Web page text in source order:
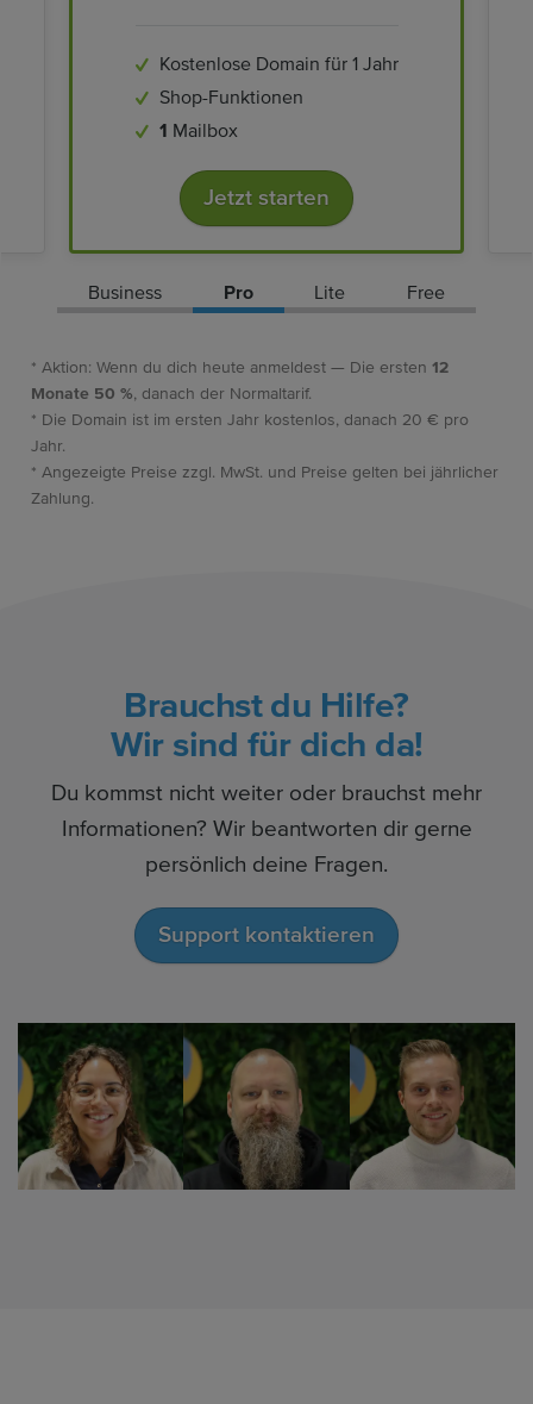
Kostenlose Domain für 1 Jahr
Shop-Funktionen
1 Mailbox
Jetzt starten
Business Pro Lite Free
* Aktion: Wenn du dich heute anmeldest — Die ersten 12
Monate 50 %, danach der Normaltarif.
* Die Domain ist im ersten Jahr kostenlos, danach 20 € pro
Jahr.
* Angezeigte Preise zzgl. MwSt. und Preise gelten bei jährlicher
Zahlung.
Brauchst du Hilfe?
Wir sind für dich da!
Du kommst nicht weiter oder brauchst mehr
Informationen? Wir beantworten dir gerne
persönlich deine Fragen.
Support kontaktieren